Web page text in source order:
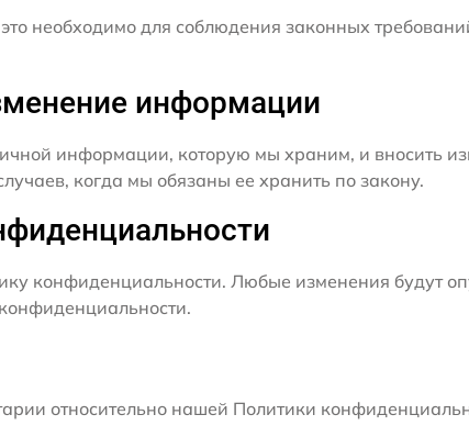
необходимо для соблюдения законных
информации
информации, которую мы храним, и вносить
когда мы обязаны ее хранить по закону.
конфиденциальности. Любые изменения будут
относительно нашей Политики